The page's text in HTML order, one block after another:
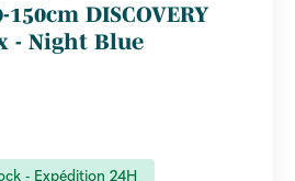
DISCOVERY
- Night Blue
- Expédition 24H